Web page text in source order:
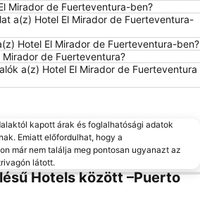
Mirador de Fuerteventura-ben?
a(z) Hotel El Mirador de Fuerteventura-
Hotel El Mirador de Fuerteventura-ben?
de Fuerteventura?
a(z) Hotel El Mirador de Fuerteventura
kapott árak és foglalhatósági adatok
Emiatt előfordulhat, hogy a
már nem találja meg pontosan ugyanazt az
látott.
Hotels között –Puerto